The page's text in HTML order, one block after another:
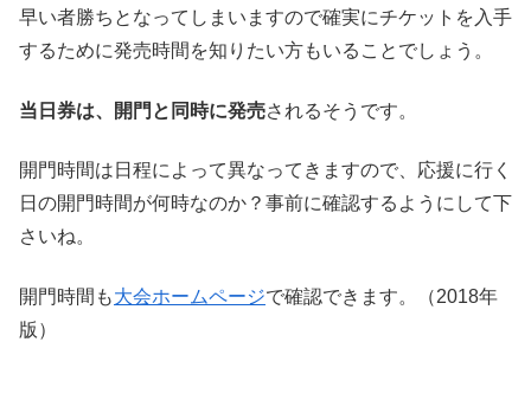
早い者勝ちとなってしまいますので確実にチケットを入手
するために発売時間を知りたい方もいることでしょう。
当日券は、開門と同時に発売されるそうです。
開門時間は日程によって異なってきますので、応援に行く
日の開門時間が何時なのか？事前に確認するようにして下
さいね。
開門時間も大会ホームページで確認できます。（2018年
版）